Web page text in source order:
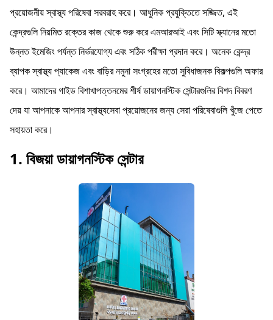
প্রয়োজনীয় স্বাস্থ্য পরিষেবা সরবরাহ করে। আধুনিক প্রযুক্তিতে সজ্জিত, এই
কেন্দ্রগুলি নিয়মিত রক্তের কাজ থেকে শুরু করে এমআরআই এবং সিটি স্ক্যানের মতো
উন্নত ইমেজিং পর্যন্ত নির্ভরযোগ্য এবং সঠিক পরীক্ষা প্রদান করে। অনেক কেন্দ্র
ব্যাপক স্বাস্থ্য প্যাকেজ এবং বাড়ির নমুনা সংগ্রহের মতো সুবিধাজনক বিকল্পগুলি অফার
করে। আমাদের গাইড বিশাখাপত্তনমের শীর্ষ ডায়াগনস্টিক সেন্টারগুলির বিশদ বিবরণ
দেয় যা আপনাকে আপনার স্বাস্থ্যসেবা প্রয়োজনের জন্য সেরা পরিষেবাগুলি খুঁজে পেতে
সহায়তা করে।
1. বিজয়া ডায়াগনস্টিক সেন্টার